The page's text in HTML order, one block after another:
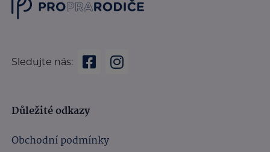
Sledujte nás:
Důležité odkazy
Obchodní podmínky